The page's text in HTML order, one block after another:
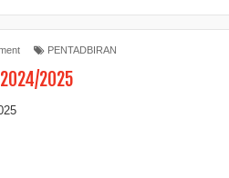
PENTADBIRAN
2025